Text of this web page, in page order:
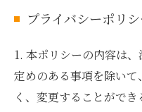
プライバシーポリ
1. 本ポリシーの内容は
定めのある事項を除い
く、変更することができ